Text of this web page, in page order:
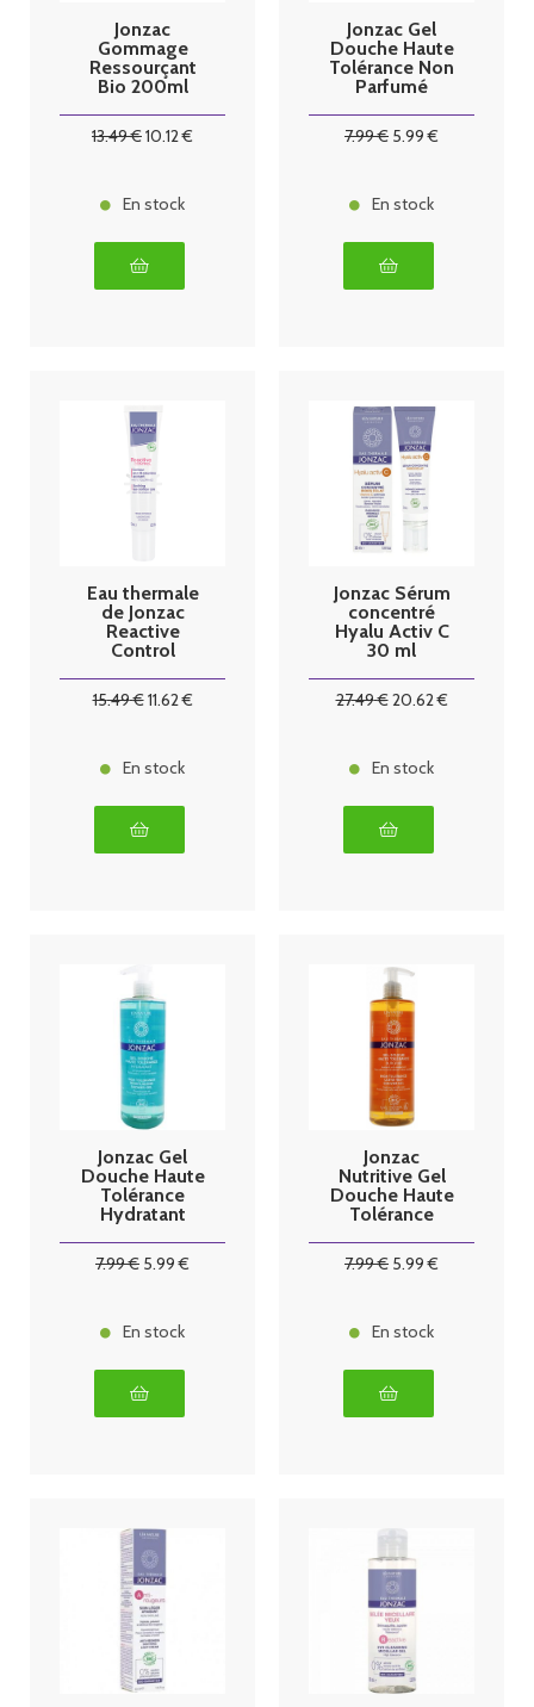
Jonzac
Gommage
Ressourçant
Bio 200ml
13.49€10.12€
En stock
Jonzac Gel
Douche Haute
Tolérance Non
Parfumé
7.99€ 5.99 €
En stock
Eau thermale
de Jonzac
Reactive
Control
Apaisant 15 ml
15.49€11.62€
En stock
Jonzac Sérum
concentré
Hyalu Activ C
30 ml
27.49€20.62€
En stock
Jonzac Gel
Douche Haute
Tolérance
Hydratant
7.99€ 5.99 €
En stock
Jonzac
Nutritive Gel
Douche Haute
Tolérance
7.99€ 5.99 €
En stock